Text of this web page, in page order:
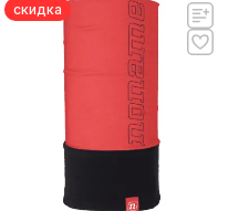
скидка